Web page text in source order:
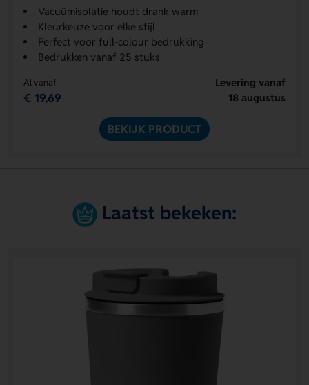
Vacuümisolatie houdt drank warm
Kleurkeuze voor elke stijl
Perfect voor full-colour bedrukking
Bedrukken vanaf 25 stuks
Al vanaf
€ 19,69
Levering vanaf
18 augustus
BEKIJK PRODUCT
Laatst bekeken: